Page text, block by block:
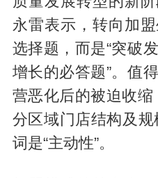
永雷表示，转向加
选择题，而是“突破
增长的必答题”。值
营恶化后的被迫收缩
分区域门店结构及
词是“主动性”。